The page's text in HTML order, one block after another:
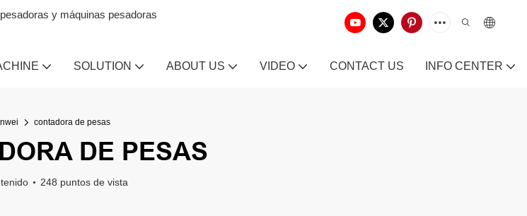
y máquinas pesadoras
SOLUTION ABOUT US VIDEO CONTACT US INFO CENTER
contadora de pesas
DE PESAS
248 puntos de vista